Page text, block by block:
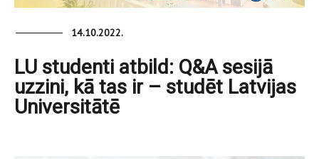
14.10.2022.
LU studenti atbild: Q&A sesijā
uzzini, kā tas ir – studēt Latvijas
Universitātē